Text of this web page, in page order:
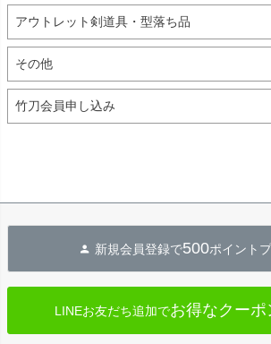
アウトレット剣道具・型落ち品
その他
竹刀会員申し込み
新規会員登録で500ポイント
LINEお友だち追加でお得なクーポ